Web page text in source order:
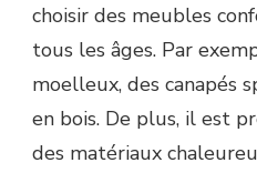
choisir des meubles
tous les âges. Par
moelleux, des canapés
en bois. De plus, il est
des matériaux